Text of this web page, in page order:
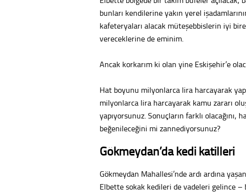
bunları kendilerine yakın yerel
kafeteryaları alacak müteşebbislerin iyi
vereceklerine de eminim.
Ancak korkarım ki olan yine Eskişehir’e
Hat boyunu milyonlarca lira harcayarak
milyonlarca lira harcayarak kamu zararı
yapıyorsunuz. Sonuçların farklı
beğenileceğini mi zannediyorsunuz?
Gökmeydan’da kedi katilleri
Gökmeydan Mahallesi’nde ardı ardına
Elbette sokak kedileri de vadeleri gelince –